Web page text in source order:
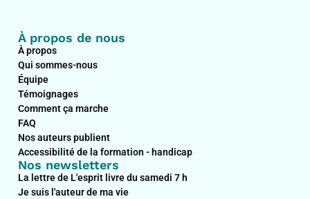
À propos de nous
À propos
Qui sommes-nous
Équipe
Témoignages
Comment ça marche
FAQ
Nos auteurs publient
Accessibilité de la formation - handicap
Nos newsletters
La lettre de L'esprit livre du samedi 7 h
Je suis l'auteur de ma vie